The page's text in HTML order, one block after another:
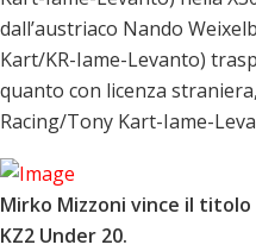
dall’austriaco Nando
Kart/KR-Iame-Levanto)
quanto con licenza straniera,
Racing/Tony Kart-Iame-
Mirko Mizzoni vince il titolo
KZ2 Under 20.